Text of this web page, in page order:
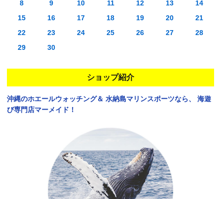
8
9 10 11 12 13
14
15
16 17 18 19 20
21
22
23 24 25 26 27
28
29
30
ショップ紹介
沖縄のホエールウォッチング＆ 水納島マリンスポーツなら、
海遊
び専門店マーメイド！